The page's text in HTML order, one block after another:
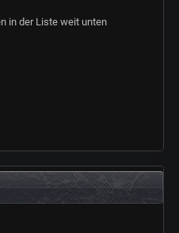
in der Liste weit unten